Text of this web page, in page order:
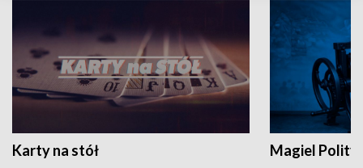
Karty na stół Magiel